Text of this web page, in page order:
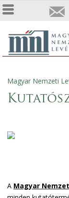
Jelenlegi
hely
Magyar Nemzeti
A Magyar